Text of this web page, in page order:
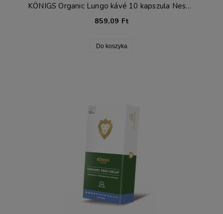
KÖNIGS Organic Lungo kávé 10 kapszula Nespresso®-hoz*
859,09 Ft
Do koszyka